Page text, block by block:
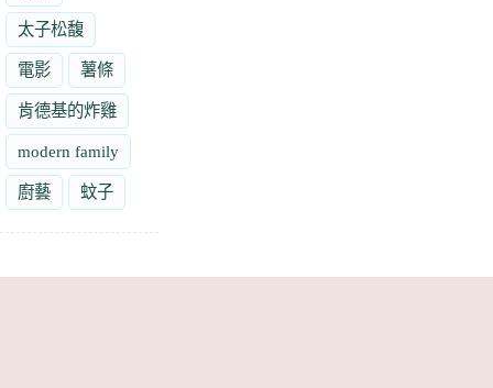
太子松馥
電影 薯條
肯德基的炸雞
modern family
廚藝 蚊子